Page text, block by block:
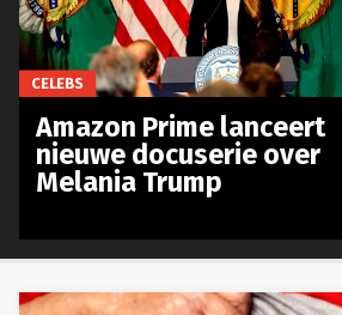
CELEBS
Amazon Prime lanceert
nieuwe docuserie over
Melania Trump